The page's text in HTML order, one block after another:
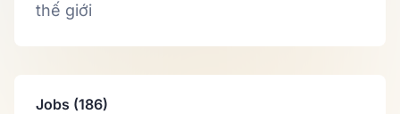
thế giới
Jobs (186)